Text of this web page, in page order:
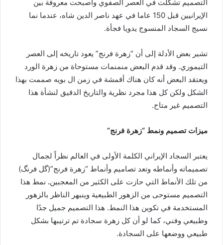
التصميم تشكلت في العصر الصفوي وأصبحت معروفة بين
الإيرانيين قبل 150 عاما في عهد ناصر الدين شاه، عندما نما
نسيج السجاد المنسوج يدويا فجأة.
تشير بعض الأدلة إلى أن “زهرة فرنج” يعود تاريخه إلى العصر
التيموري. وقد قدم البعض منمنمات مستوحاة من زهرة الورد
ويعتقد البعض أنه كان هناك أقمشة في زمن ال بويه صممت بهذا
الشكل ولكن كل هذا مجرد نظرية والتاريخ الدقيق لنشأة هذا
التصميم غير متاح.
ميزات تصميم ونمط “زهرة فرنج”
يعتبر السجاد الإيراني الكلمة الأولى في العالم نظراً لجمال
تصميماته وأنماطه وتعد تصاميم وأنماط “زهرة فرنج”(گل فرنگ)
من تلك الأنماط التي حازت على الكثير من المعجبين. نمط هذا
التصميم مستوحى من الزهور الطبيعية وينبهر الناظر بالزهور
المستخدمة في تكوين هذا النمط. هذا التصميم جميل جدًا
وطبيعي وفني، كما لو أن كل زهرة سجادة تم ترتيبها بشكل
طبيعي ووضعها على السجادة.